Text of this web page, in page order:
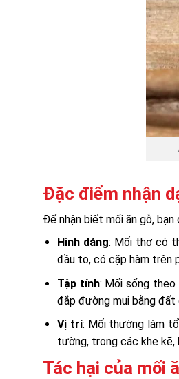
Đặc điểm nhận
Để nhận biết mối ăn gỗ,
Hình dáng: Mối thợ có
đầu to, có cặp hàm trên
Tập tính: Mối sống theo
đắp đường mui bằng
Vị trí: Mối thường làm
tường, trong các khe kẽ,
Tác hại của mối